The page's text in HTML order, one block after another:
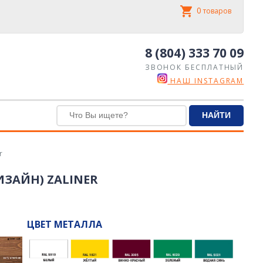
0 товаров
8 (804) 333 70 09
ЗВОНОК БЕСПЛАТНЫЙ
НАШ INSTAGRAM
ZALINER
ЦВЕТ МЕТАЛЛА